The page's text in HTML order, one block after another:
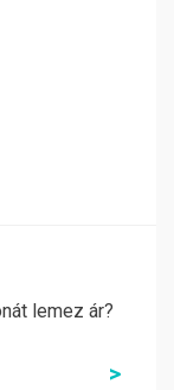
lemez ár?
>